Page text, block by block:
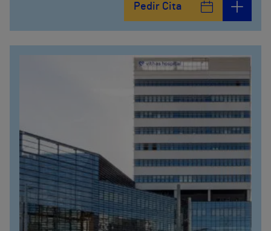
Pedir Cita